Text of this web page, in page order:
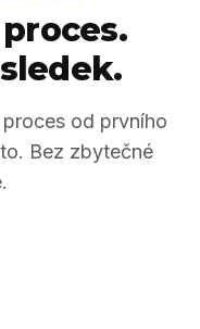
od prvního
Bez zbytečné